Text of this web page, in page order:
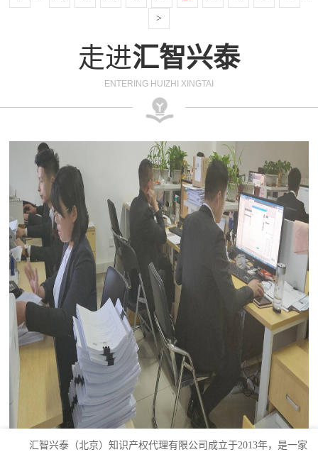
认定对企业资质的要求也就是要取得高新技术
企业认定的企业的门槛有哪些，具体要求企业
必须是成立并注册期满一周年以上，自有取得
包括自行研发、购买等方式，拥有企业发展的
核心知识产权，且该知识产权隶属于国家重...
>
走进汇智兴泰
ENTERING HUIZHI XINGTAI
汇智兴泰（北京）知识产权代理有限公司成立于2013年，是一家